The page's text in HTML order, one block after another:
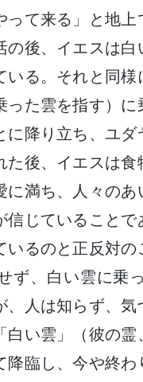
って来る」と地
の後、イエスは
る。それと同様
った雲を指す）
に降り立ち、ユ
た後、イエスは
満ち、人々の
信じていること
いるのと正反対
ず、白い雲に乗
、人は知らず、
白い雲」（彼の
降臨し、今や終